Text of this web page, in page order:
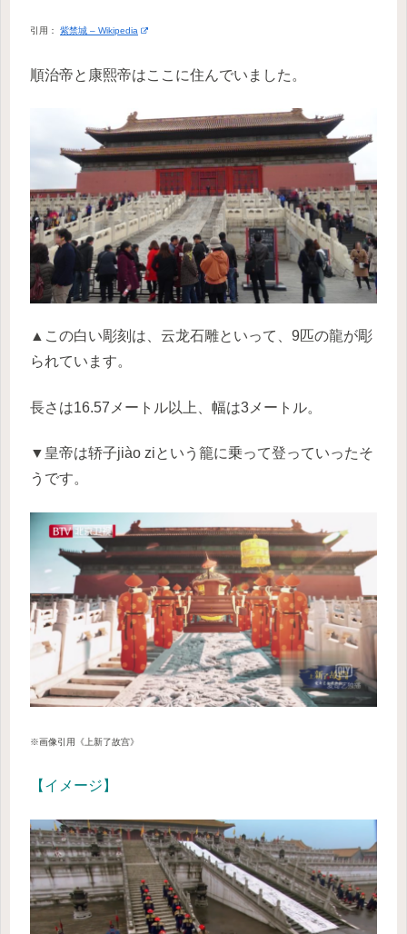
引用： 紫禁城 – Wikipedia
順治帝と康熙帝はここに住んでいました。
▲この白い彫刻は、云龙石雕といって、9匹の龍が彫
られています。
長さは16.57メートル以上、幅は3メートル。
▼皇帝は轿子jiào ziという籠に乗って登っていったそ
うです。
※画像引用《上新了故宫》
【イメージ】